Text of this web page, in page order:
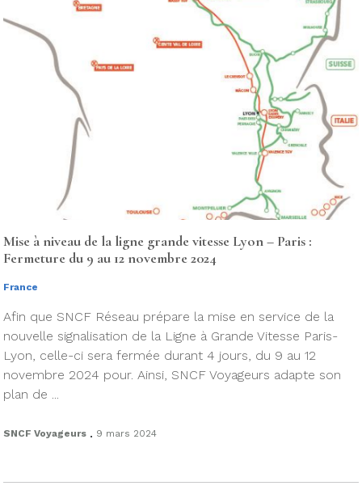
Mise à niveau de la ligne grande vitesse Lyon – Paris :
Fermeture du 9 au 12 novembre 2024
France
Afin que SNCF Réseau prépare la mise en service de la
nouvelle signalisation de la Ligne à Grande Vitesse Paris-
Lyon, celle-ci sera fermée durant 4 jours, du 9 au 12
novembre 2024 pour. Ainsi, SNCF Voyageurs adapte son
plan de ...
SNCF Voyageurs . 9 mars 2024